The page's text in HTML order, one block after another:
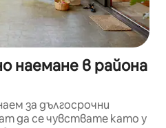
наемане в района
за дългосрочни
да се чувствате като у